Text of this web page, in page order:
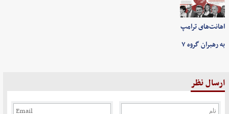
اهانت‌های ترامپ
به رهبران گروه ۷
ارسال نظر